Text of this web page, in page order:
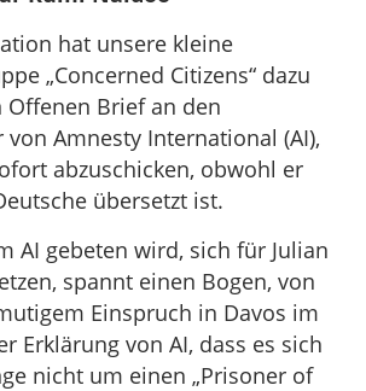
hat unsere kleine
„Concerned Citizens“ dazu
Offenen Brief an den
von Amnesty International (AI),
abzuschicken, obwohl er
übersetzt ist.
AI gebeten wird, sich für Julian
spannt einen Bogen, von
Einspruch in Davos im
Erklärung von AI, dass es sich
nicht um einen „Prisoner of